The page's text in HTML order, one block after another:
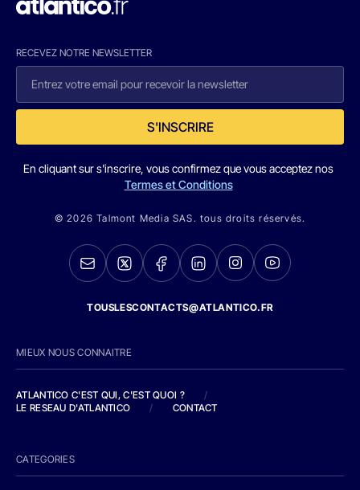
RECEVEZ NOTRE NEWSLETTER
S'INSCRIRE
En cliquant sur s'inscrire, vous confirmez que vous acceptez nos
Termes et Conditions
© 2026 Talmont Media SAS. tous droits réservés.
TOUSLESCONTACTS@ATLANTICO.FR
MIEUX NOUS CONNAITRE
ATLANTICO C'EST QUI, C'EST QUOI ?
/
LE RESEAU D'ATLANTICO
/ CONTACT
CATEGORIES